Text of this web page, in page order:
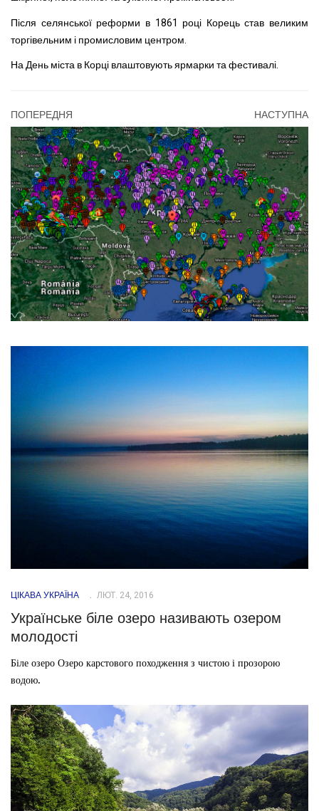
Після селянської реформи в 1861 році Корець став великим
торгівельним і промисловим центром.
На День міста в Корці влаштовують ярмарки та фестивалі.
ПОПЕРЕДНЯ НАСТУПНА
ЦІКАВА УКРАЇНА ЛЮТ. 24, 2016
Українське біле озеро називають озером
молодості
Біле озеро Озеро карстового походження з чистою і прозорою
водою.